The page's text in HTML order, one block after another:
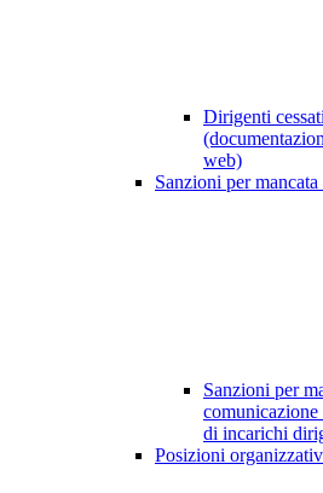
Dirigenti
web)
Sanzioni per
Sanzioni per
di incarichi
Posizioni